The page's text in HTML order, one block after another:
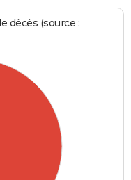
décès (source :